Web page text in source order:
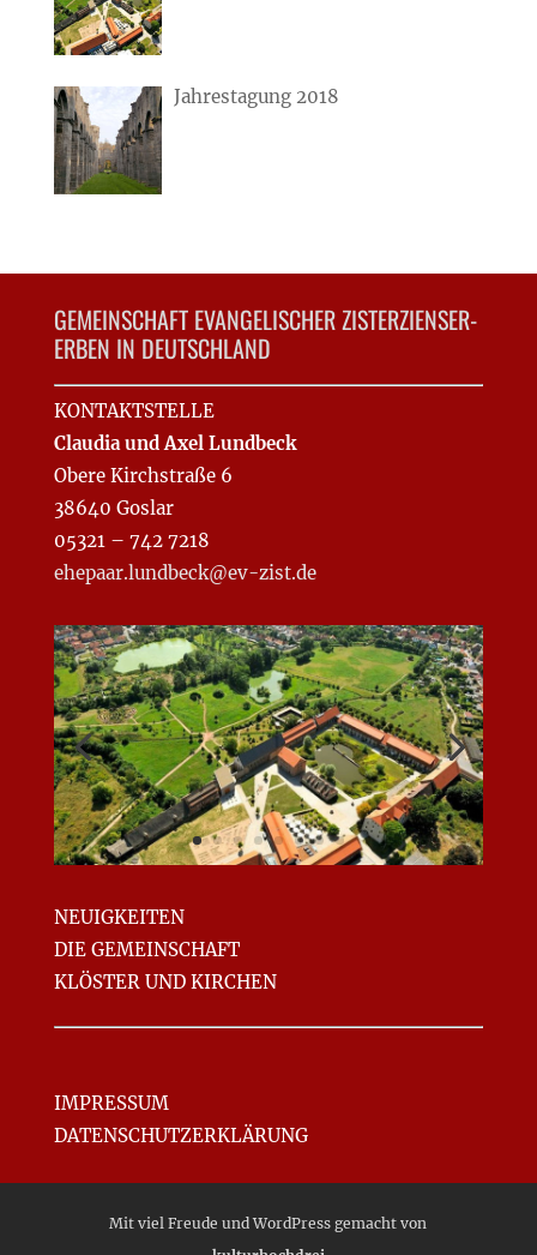
Jahrestagung 2018
GEMEINSCHAFT EVANGELISCHER ZISTERZIENSER-
ERBEN IN DEUTSCHLAND
KONTAKTSTELLE
Claudia und Axel Lundbeck
Obere Kirchstraße 6
38640 Goslar
05321 – 742 7218
ehepaar.lundbeck@ev-zist.de
NEUIGKEITEN
DIE GEMEINSCHAFT
KLÖSTER UND KIRCHEN
IMPRESSUM
DATENSCHUTZ­ERKLÄRUNG
Mit viel Freude und WordPress gemacht von